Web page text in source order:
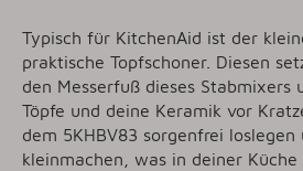
Typisch für KitchenAid ist der
praktische Topfschoner. Diesen
den Messerfuß dieses Stabmixers
Töpfe und deine Keramik vor
dem 5KHBV83 sorgenfrei loslegen
kleinmachen, was in deiner Küche